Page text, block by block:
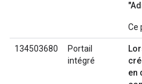
Ce
134503680
Portail
intégré
en